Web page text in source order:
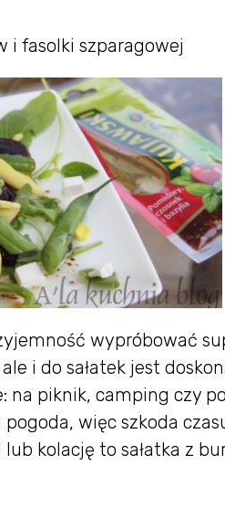
i fasolki szparagowej
wypróbować
i do sałatek jest
na piknik, camping czy
więc szkoda
kolację to sałatka z